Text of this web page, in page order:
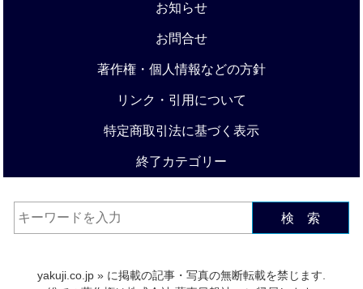
お知らせ
お問合せ
著作権・個人情報などの方針
リンク・引用について
特定商取引法に基づく表示
終了カテゴリー
検 索
yakuji.co.jp » に掲載の記事・写真の無断転載を禁じます.